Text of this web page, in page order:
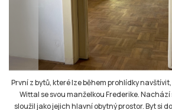
První z bytů, které lze během prohlídky
Wittal se svou manželkou Frederike. Nachází
sloužil jako jejich hlavní obytný prostor. Byt si